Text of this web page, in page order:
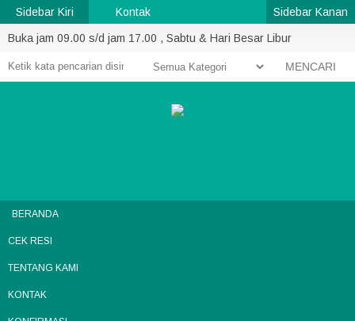
Buka jam 09.00 s/d jam 17.00 , Sabtu & Hari Besar Libur
MENCARI
BERANDA
CEK RESI
TENTANG KAMI
KONTAK
Sidebar Kiri Kontak Sidebar Kanan